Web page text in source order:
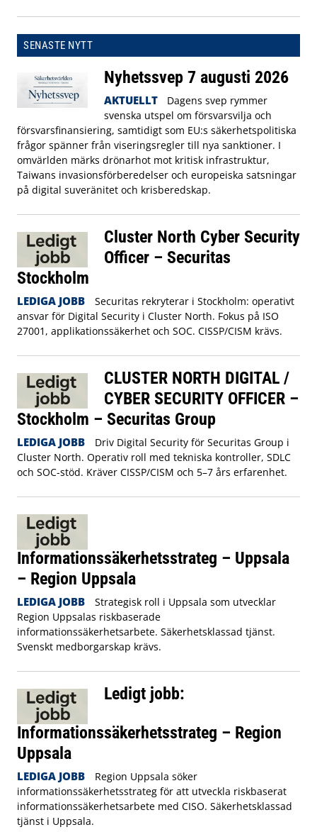
SENASTE NYTT
Nyhetssvep 7 augusti 2026
AKTUELLT
Dagens svep rymmer
svenska utspel om försvarsvilja och
försvarsfinansiering, samtidigt som EU:s säkerhetspolitiska
frågor spänner från viseringsregler till nya sanktioner. I
omvärlden märks drönarhot mot kritisk infrastruktur,
Taiwans invasionsförberedelser och europeiska satsningar
på digital suveränitet och krisberedskap.
Cluster North Cyber Security
Officer – Securitas
Stockholm
LEDIGA JOBB
Securitas rekryterar i Stockholm: operativt
ansvar för Digital Security i Cluster North. Fokus på ISO
27001, applikationssäkerhet och SOC. CISSP/CISM krävs.
CLUSTER NORTH DIGITAL /
CYBER SECURITY OFFICER –
Stockholm – Securitas Group
LEDIGA JOBB
Driv Digital Security för Securitas Group i
Cluster North. Operativ roll med tekniska kontroller, SDLC
och SOC-stöd. Kräver CISSP/CISM och 5–7 års erfarenhet.
Informationssäkerhetsstrateg – Uppsala
– Region Uppsala
LEDIGA JOBB
Strategisk roll i Uppsala som utvecklar
Region Uppsalas riskbaserade
informationssäkerhetsarbete. Säkerhetsklassad tjänst.
Svenskt medborgarskap krävs.
Ledigt jobb:
Informationssäkerhetsstrateg – Region
Uppsala
LEDIGA JOBB
Region Uppsala söker
informationssäkerhetsstrateg för att utveckla riskbaserat
informationssäkerhetsarbete med CISO. Säkerhetsklassad
tjänst i Uppsala.